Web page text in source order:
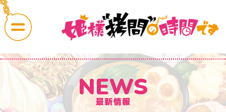
CAST
COMMENT
NEWS
最新情報